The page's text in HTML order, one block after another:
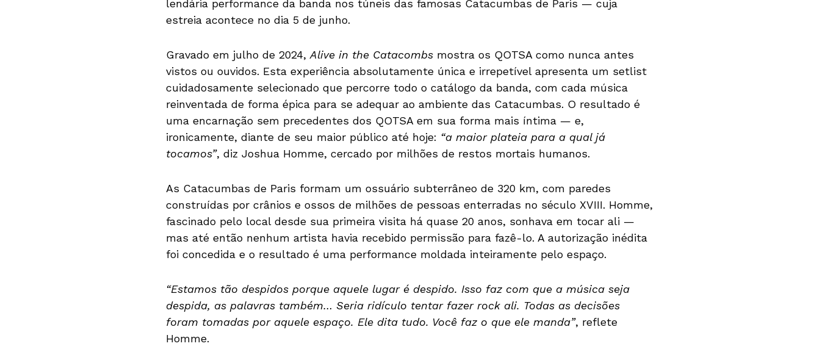
lendária performance da banda nos túneis das famosas Catacumbas de Paris — cuja
estreia acontece no dia 5 de junho.
Gravado em julho de 2024, Alive in the Catacombs mostra os QOTSA como nunca antes
vistos ou ouvidos. Esta experiência absolutamente única e irrepetível apresenta um setlist
cuidadosamente selecionado que percorre todo o catálogo da banda, com cada música
reinventada de forma épica para se adequar ao ambiente das Catacumbas. O resultado é
uma encarnação sem precedentes dos QOTSA em sua forma mais íntima — e,
ironicamente, diante de seu maior público até hoje: “a maior plateia para a qual já
tocamos”, diz Joshua Homme, cercado por milhões de restos mortais humanos.
As Catacumbas de Paris formam um ossuário subterrâneo de 320 km, com paredes
construídas por crânios e ossos de milhões de pessoas enterradas no século XVIII. Homme,
fascinado pelo local desde sua primeira visita há quase 20 anos, sonhava em tocar ali —
mas até então nenhum artista havia recebido permissão para fazê-lo. A autorização inédita
foi concedida e o resultado é uma performance moldada inteiramente pelo espaço.
“Estamos tão despidos porque aquele lugar é despido. Isso faz com que a música seja
despida, as palavras também… Seria ridículo tentar fazer rock ali. Todas as decisões
foram tomadas por aquele espaço. Ele dita tudo. Você faz o que ele manda”, reflete
Homme.